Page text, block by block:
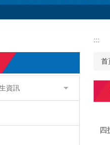
資訊
:::
首
四